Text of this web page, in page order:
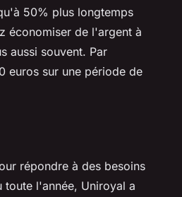
50% plus longtemps
économiser de l'argent à
aussi souvent. Par
euros sur une période de
répondre à des besoins
l'année, Uniroyal a